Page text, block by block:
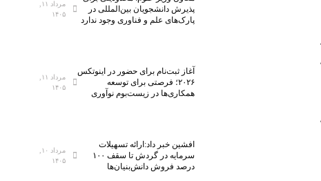
پذیرش دانشجویان بین‌المللی در
پارک‌های علم و فناوری وجود ندارد
۱۴۰۵
آغاز ثبت‌نام برای حضور در اینوتکس
۲۰۲۶؛ فرصتی برای توسعه
همکاری‌ها در زیست‌بوم نوآوری
۱۴۰۵
افشین خبر داد:ارائه تسهیلات
سرمایه در گردش تا سقف ۱۰۰
درصد فروش دانش‌بنیان‌ها
۱۴۰۵